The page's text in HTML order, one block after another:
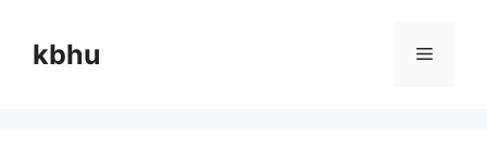
contentkbhu Menu